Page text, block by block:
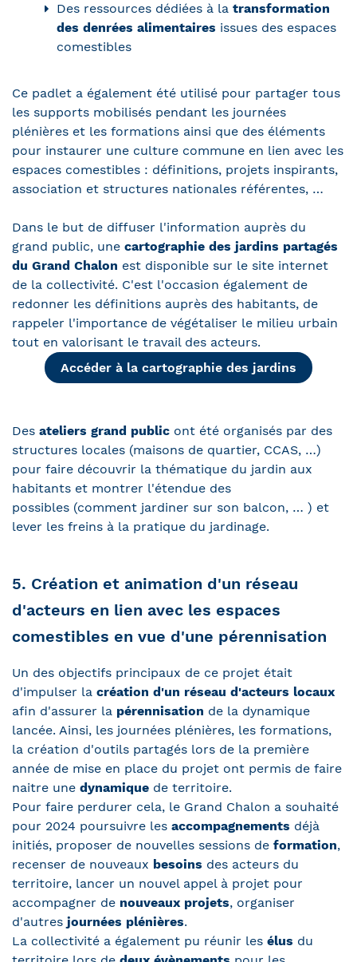
Des ressources dédiées à la transformation
des denrées alimentaires issues des espaces
comestibles
Ce padlet a également été utilisé pour partager tous
les supports mobilisés pendant les journées
plénières et les formations ainsi que des éléments
pour instaurer une culture commune en lien avec les
espaces comestibles : définitions, projets inspirants,
association et structures nationales référentes, …
Dans le but de diffuser l'information auprès du
grand public, une cartographie des jardins partagés
du Grand Chalon est disponible sur le site internet
de la collectivité. C'est l'occasion également de
redonner les définitions auprès des habitants, de
rappeler l'importance de végétaliser le milieu urbain
tout en valorisant le travail des acteurs.
Accéder à la cartographie des jardins
Des ateliers grand public ont été organisés par des
structures locales (maisons de quartier, CCAS, …)
pour faire découvrir la thématique du jardin aux
habitants et montrer l'étendue des
possibles (comment jardiner sur son balcon, … ) et
lever les freins à la pratique du jardinage.
5. Création et animation d'un réseau
d'acteurs en lien avec les espaces
comestibles en vue d'une pérennisation
Un des objectifs principaux de ce projet était
d'impulser la création d'un réseau d'acteurs locaux
afin d'assurer la pérennisation de la dynamique
lancée. Ainsi, les journées plénières, les formations,
la création d'outils partagés lors de la première
année de mise en place du projet ont permis de faire
naitre une dynamique de territoire.
Pour faire perdurer cela, le Grand Chalon a souhaité
pour 2024 poursuivre les accompagnements déjà
initiés, proposer de nouvelles sessions de formation,
recenser de nouveaux besoins des acteurs du
territoire, lancer un nouvel appel à projet pour
accompagner de nouveaux projets, organiser
d'autres journées plénières.
La collectivité a également pu réunir les élus du